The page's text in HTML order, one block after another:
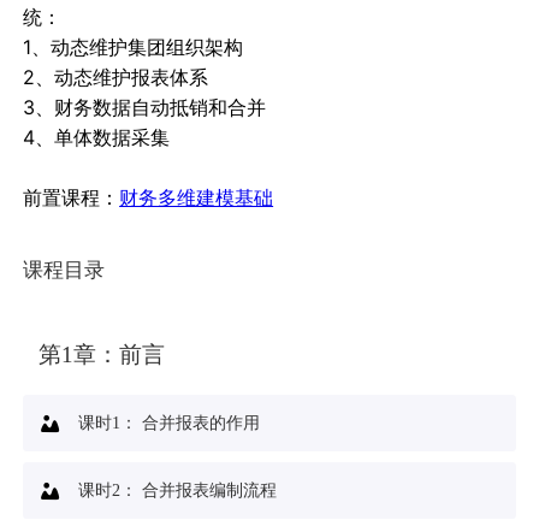
统：
1、动态维护集团组织架构
2、动态维护报表体系
3、财务数据自动抵销和合并
4、单体数据采集
前置课程： 财务多维建模基础
课程目录
第1章：前言
课时1： 合并报表的作用
课时2： 合并报表编制流程